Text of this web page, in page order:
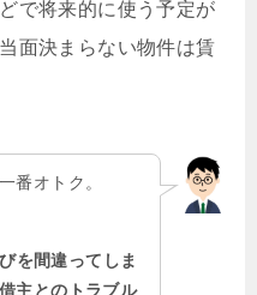
で将来的に使う予定が
面決まらない物件は賃
番オトク。
を間違ってしま
主とのトラブル